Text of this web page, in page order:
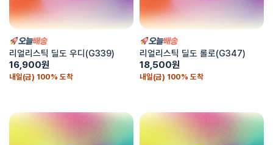
내일(금) 100% 도착
리얼리스틱 딜도 우디(G339)
16,900원
내일(금) 100% 도착
리얼리스틱 딜도 롤로(G347)
18,500원